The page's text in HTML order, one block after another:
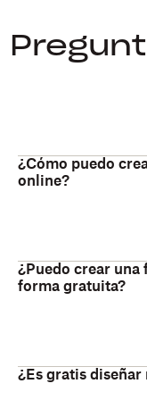
¿Cómo puedo
online?
¿Puedo crear
forma gratuita?
¿Es gratis